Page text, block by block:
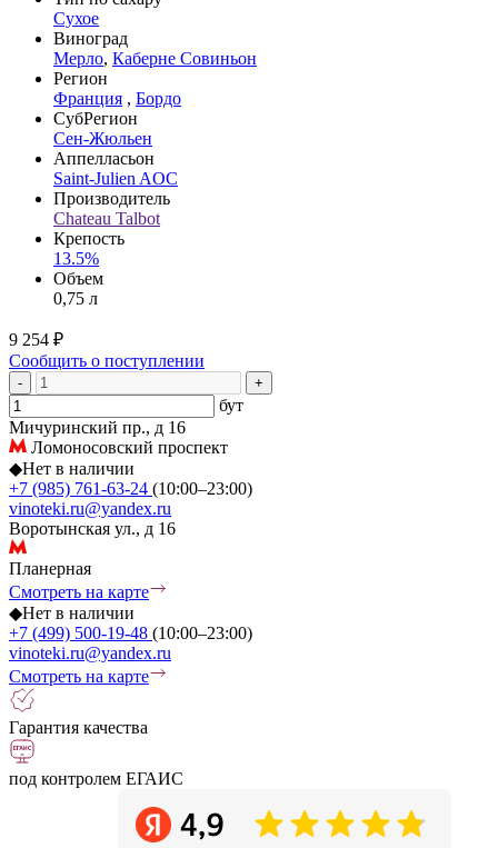
Сухое
Виноград
Мерло, Каберне Совиньон
Регион
Франция , Бордо
СубРегион
Сен-Жюльен
Аппелласьон
Saint-Julien AOC
Производитель
Chateau Talbot
Крепость
13.5%
Объем
0,75 л
9 254 ₽
Сообщить о поступлении
- +
бут
Мичуринский пр., д 16
Ломоносовский проспект
◆Нет в наличии
+7 (985) 761-63-24 (10:00–23:00)
vinoteki.ru@yandex.ru
Воротынская ул., д 16
Планерная
Смотреть на карте
◆Нет в наличии
+7 (499) 500-19-48 (10:00–23:00)
vinoteki.ru@yandex.ru
Смотреть на карте
Гарантия качества
под контролем ЕГАИС